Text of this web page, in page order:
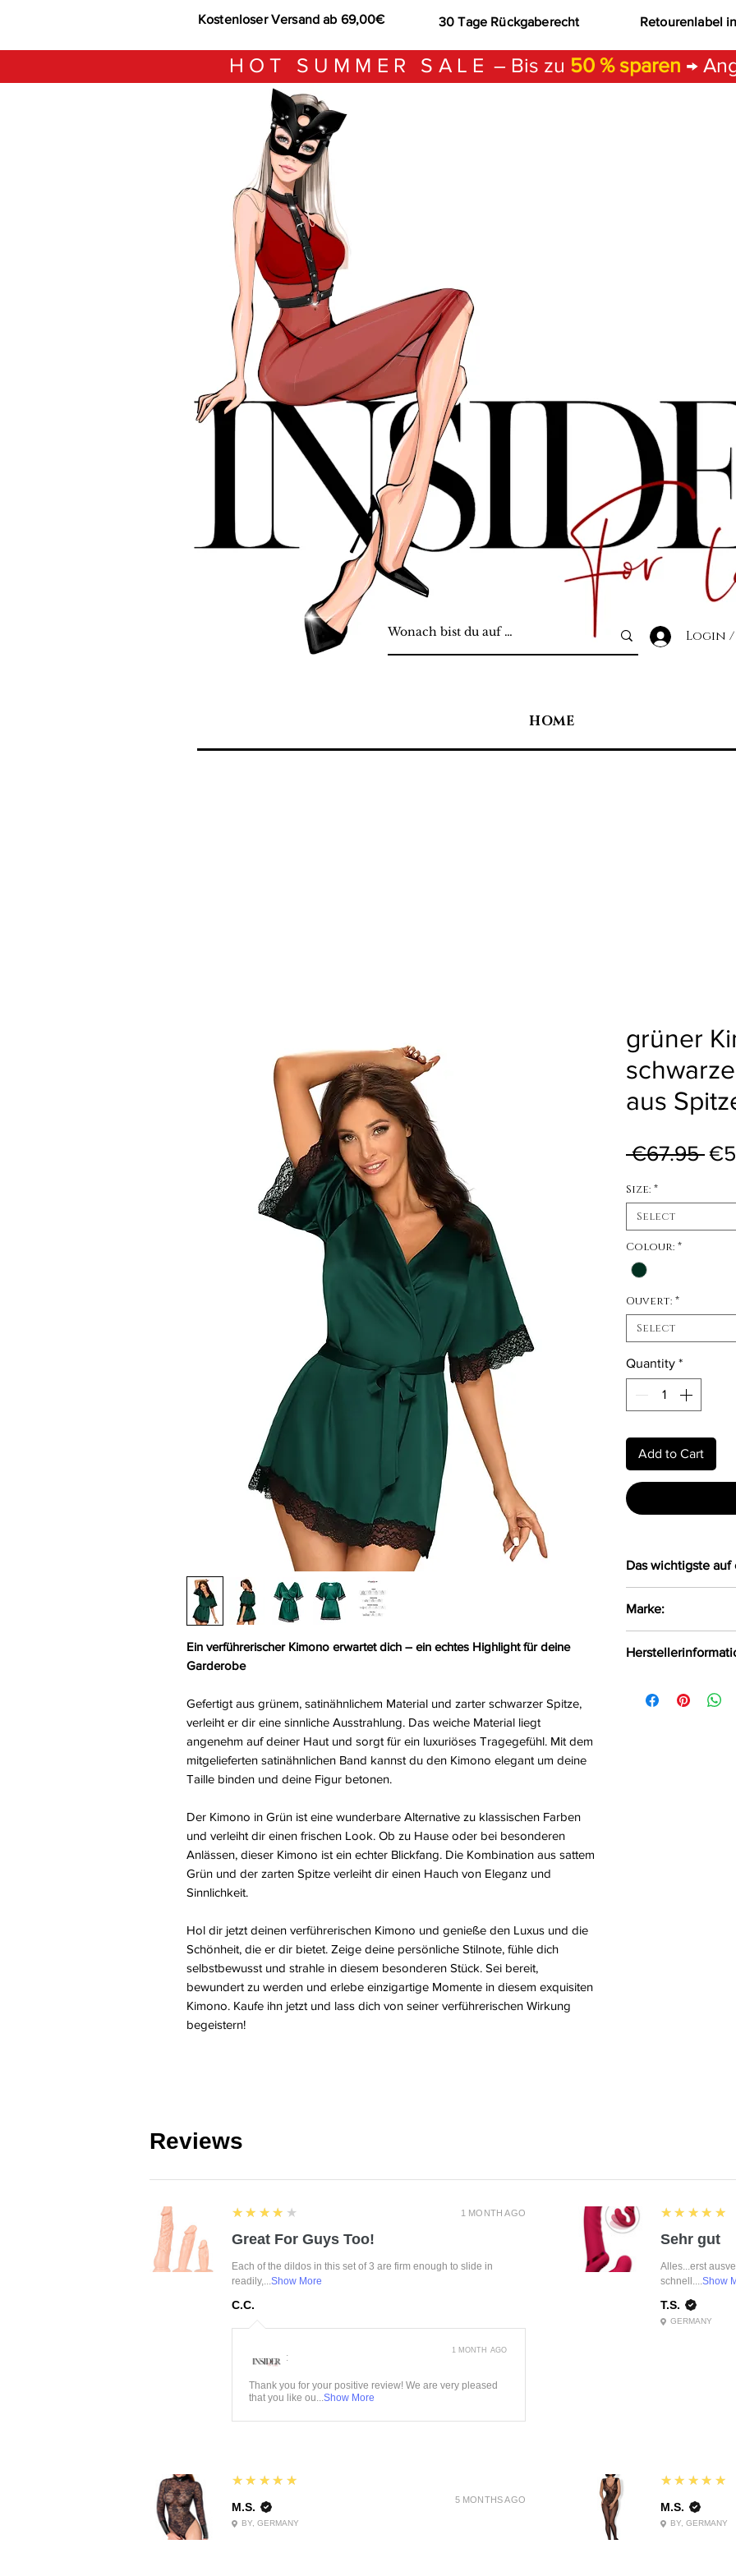
Kostenloser Versand ab 69,00€ 30 Tage Rückgaberecht Retourenlabel
HOT SUMMER SALE – Bis zu 50 % sparen →
Login /
HOME
Ein verführerischer Kimono erwartet dich – ein echtes Highlight für deine
Garderobe
Gefertigt aus grünem, satinähnlichem Material und zarter schwarzer Spitze,
verleiht er dir eine sinnliche Ausstrahlung. Das weiche Material liegt
angenehm auf deiner Haut und sorgt für ein luxuriöses Tragegefühl. Mit dem
mitgelieferten satinähnlichen Band kannst du den Kimono elegant um deine
Taille binden und deine Figur betonen.
Der Kimono in Grün ist eine wunderbare Alternative zu klassischen Farben
und verleiht dir einen frischen Look. Ob zu Hause oder bei besonderen
Anlässen, dieser Kimono ist ein echter Blickfang. Die Kombination aus sattem
Grün und der zarten Spitze verleiht dir einen Hauch von Eleganz und
Sinnlichkeit.
Hol dir jetzt deinen verführerischen Kimono und genieße den Luxus und die
Schönheit, die er dir bietet. Zeige deine persönliche Stilnote, fühle dich
selbstbewusst und strahle in diesem besonderen Stück. Sei bereit,
bewundert zu werden und erlebe einzigartige Momente in diesem exquisiten
Kimono. Kaufe ihn jetzt und lass dich von seiner verführerischen Wirkung
begeistern!
grüner
aus
€67.95
Size: *
Select
Colour: *
Ouvert: *
Select
Quantity *
Add to Cart
Das wichtigste auf
satinähnlichem
Das weiche
Haut
Band um die
Marke:
Krolewska Street 1
Reviews
1 MONTH AGO
4
★★★★★
Great For Guys Too!
Each of the dildos in this set of 3 are firm enough to slide in
readily,...Show More
C.C.
:
Thank you for your positive review! We are very pleased
that you like ou...Show More
1 MONTH AGO
5
★★★★★
Sehr gut
Alles...erst
schnell....Show
T.S.
GERMANY
5 MONTHS AGO
5
★★★★★
M.S.
BY, GERMANY
5
★★★★★
M.S.
BY, GERMANY